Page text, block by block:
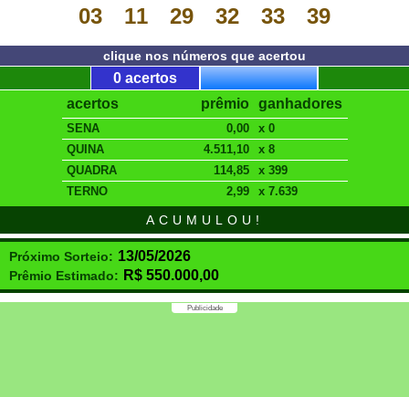
03
11 29 32 33 39
clique nos números que acertou
0 acertos
acertos
SENA
QUINA
QUADRA
TERNO
prêmio
0,00
4.511,10
114,85
2,99
ganhadores
x 0
x 8
x 399
x 7.639
ACUMULOU!
Próximo Sorteio: 13/05/2026
Prêmio Estimado: R$ 550.000,00
Publicidade